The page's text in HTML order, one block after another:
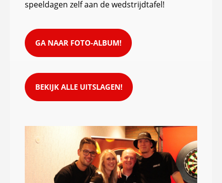
speeldagen zelf aan de wedstrijdtafel!
GA NAAR FOTO-ALBUM!
BEKIJK ALLE UITSLAGEN!